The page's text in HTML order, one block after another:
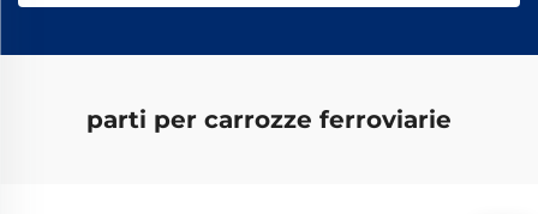
parti per carrozze ferroviarie